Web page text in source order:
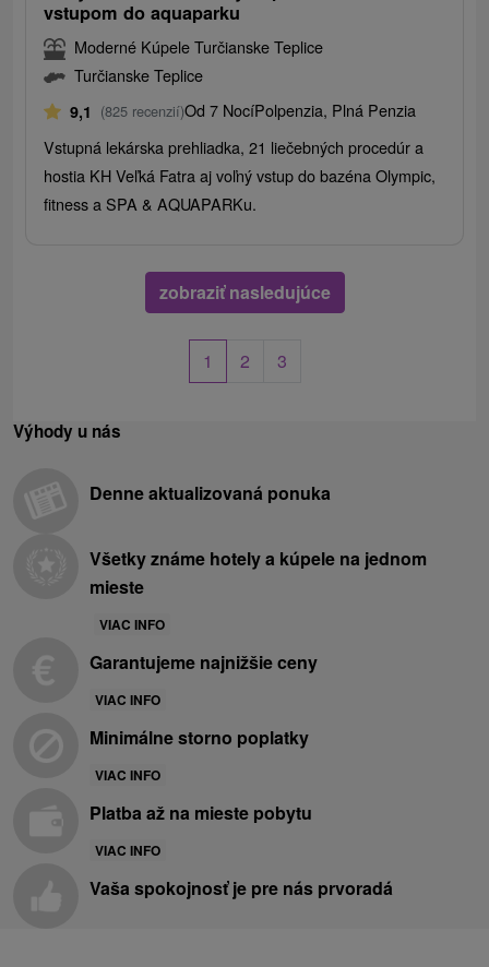
vstupom do aquaparku
Moderné Kúpele Turčianske Teplice
Turčianske Teplice
9,1 (825 recenzií)Od 7 NocíPolpenzia, Plná Penzia
Vstupná lekárska prehliadka, 21 liečebných procedúr a
hostia KH Veľká Fatra aj voľný vstup do bazéna Olympic,
fitness a SPA & AQUAPARKu.
zobraziť nasledujúce
1 2 3
Výhody u nás
Denne aktualizovaná ponuka
Všetky známe hotely a kúpele na jednom
mieste
VIAC INFO
Garantujeme najnižšie ceny
VIAC INFO
Minimálne storno poplatky
VIAC INFO
Platba až na mieste pobytu
VIAC INFO
Vaša spokojnosť je pre nás prvoradá